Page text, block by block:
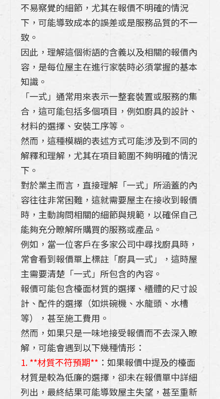
不易察覺的細節，尤其在報價不明確的情況
下，可能導致成本的誤差或是服務品質的不一
致。
因此，理解這個術語的含義以及相關的報價內
容，是每位屋主在進行家裝時必須掌握的基本
知識。
「一式」通常用來表示一整套裝置或服務的集
合，這可能包括多個項目，例如廚具的設計、
材料的選擇、安裝工序等。
然而，這種模糊的表述方式可能涉及到不同的
解釋和理解，尤其在項目範圍不夠明確的情況
下。
對於業主而言，直接理解「一式」所涵蓋的內
容往往非常困難，這就需要屋主在接收到報價
時，主動詢問相關的細節與規範，以確保自己
能夠充分瞭解所購買的服務或產品。
例如，當一位客戶在多家公司中尋找廚具時，
常會看到報價單上標註「廚具一式」，這時屋
主需要清楚「一式」所包含的內容。
報價可能包含檯面材質的選擇、櫃體的尺寸設
計、配件的選擇（如烘碗機、水龍頭、水槽
等），甚至施工費用。
然而，如果只是一味地接受報價而不去深入瞭
解，可能會遇到以下幾種情形：
1. **材質不符預期** ：如果報價中提及的檯面
材質是較為低廉的選擇，卻未在報價單中詳細
列出，最終結果可能導致屋主失望，甚至重新